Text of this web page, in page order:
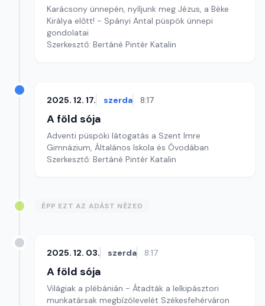
Karácsony ünnepén, nyíljunk meg Jézus, a Béke
Királya előtt! - Spányi Antal püspök ünnepi
gondolatai
Szerkesztő: Bertáné Pintér Katalin
2025. 12. 17. szerda 8:17
A föld sója
Adventi püspöki látogatás a Szent Imre
Gimnázium, Általános Iskola és Óvodában
Szerkesztő: Bertáné Pintér Katalin
ÉPP EZT AZ ADÁST NÉZED
2025. 12. 03. szerda 8:17
A föld sója
Világiak a plébánián - Átadták a lelkipásztori
munkatársak megbízólevelét Székesfehérváron